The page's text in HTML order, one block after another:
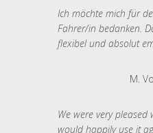
Ich möchte mich für
Fahrer/in bedanken.
flexibel und absolut
M.
We were very
would happily use it